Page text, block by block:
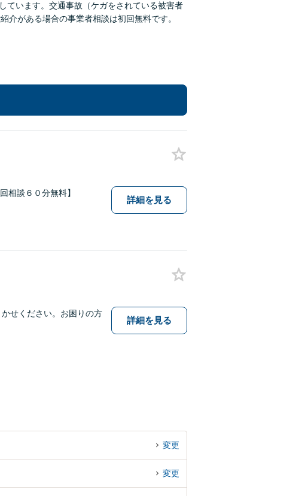
ています。交通事故（ケガをされている被害者
介がある場合の事業者相談は初回無料です。
相談６０分無料】
詳細を見る
せください。お困りの方
詳細を見る
変更
変更